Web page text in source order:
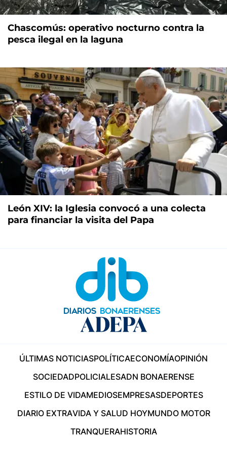
Chascomús: operativo nocturno contra la
pesca ilegal en la laguna
León XIV: la Iglesia convocó a una colecta
para financiar la visita del Papa
ÚLTIMAS NOTICIASPOLÍTICAECONOMÍAOPINIÓN
SOCIEDADPOLICIALESADN BONAERENSE
ESTILO DE VIDAMEDIOSEMPRESASDEPORTES
DIARIO EXTRAVIDA Y SALUD HOYMUNDO MOTOR
TRANQUERAHISTORIA